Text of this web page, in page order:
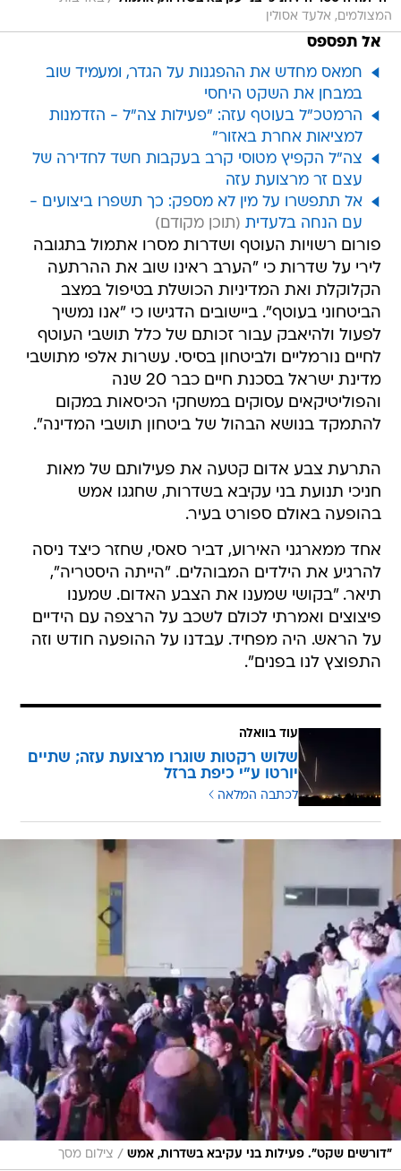
המצולמים, אלעד אסולין
אל תפספס
חמאס מחדש את ההפגנות על הגדר, ומעמיד שוב
במבחן את השקט היחסי
הרמטכ"ל בעוטף עזה: "פעילות צה"ל - הזדמנות
למציאות אחרת באזור"
צה"ל הקפיץ מטוסי קרב בעקבות חשד לחדירה של
עצם זר מרצועת עזה
אל תתפשרו על מין לא מספק: כך תשפרו ביצועים -
עם הנחה בלעדית
פורום רשויות העוטף ושדרות מסרו אתמול בתגובה
לירי על שדרות כי "הערב ראינו שוב את ההרתעה
הקלוקלת ואת המדיניות הכושלת בטיפול במצב
הביטחוני בעוטף". ביישובים הדגישו כי "אנו נמשיך
לפעול ולהיאבק עבור זכותם של כלל תושבי העוטף
לחיים נורמליים ולביטחון בסיסי. עשרות אלפי מתושבי
מדינת ישראל בסכנת חיים כבר 20 שנה
והפוליטיקאים עסוקים במשחקי הכיסאות במקום
להתמקד בנושא הבהול של ביטחון תושבי המדינה".
התרעת צבע אדום קטעה את פעילותם של מאות
חניכי תנועת בני עקיבא בשדרות, שחגגו אמש
בהופעה באולם ספורט בעיר.
אחד ממארגני האירוע, דביר סאסי, שחזר כיצד ניסה
להרגיע את הילדים המבוהלים. "הייתה היסטריה",
תיאר. "בקושי שמענו את הצבע האדום. שמענו
פיצוצים ואמרתי לכולם לשכב על הרצפה עם הידיים
על הראש. היה מפחיד. עבדנו על ההופעה חודש וזה
התפוצץ לנו בפנים".
עוד בוואלה
שלוש רקטות שוגרו מרצועת עזה; שתיים
יורטו ע"י כיפת ברזל
לכתבה המלאה
"דורשים שקט". פעילות בני עקיבא בשדרות, אמש / צילום מסך